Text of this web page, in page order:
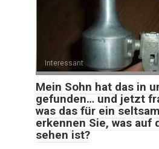
Interessant
Mein Sohn hat das in
gefunden… und jetzt
was das für ein
erkennen Sie, was auf
sehen ist?